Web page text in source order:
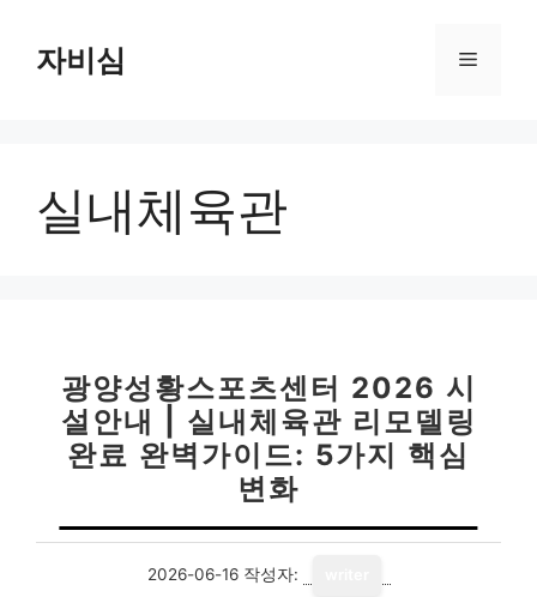
자비심 메
실내체육관
광양성황스포츠센터 2026 시
설안내 | 실내체육관 리모델링
완료 완벽가이드: 5가지 핵심
변화
2026-06-16 작성자: